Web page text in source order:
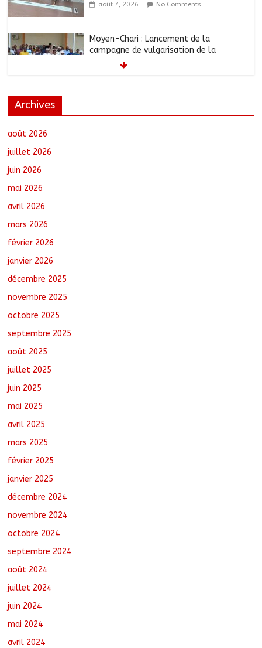
août 7, 2026 No Comments
Moyen-Chari : Lancement de la
campagne de vulgarisation de la
politique nationale de DDR
nouvelles instances locales à Sarh
Archives
août 2026
juillet 2026
juin 2026
mai 2026
avril 2026
mars 2026
février 2026
janvier 2026
décembre 2025
novembre 2025
octobre 2025
septembre 2025
août 2025
juillet 2025
juin 2025
mai 2025
avril 2025
mars 2025
février 2025
janvier 2025
décembre 2024
novembre 2024
octobre 2024
septembre 2024
août 2024
juillet 2024
juin 2024
mai 2024
avril 2024